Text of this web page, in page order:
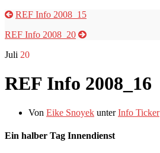
REF Info 2008_15
REF Info 2008_20
Juli 20
REF Info 2008_16
Von Eike Snoyek unterInfo Ticker
Ein halber Tag Innendienst